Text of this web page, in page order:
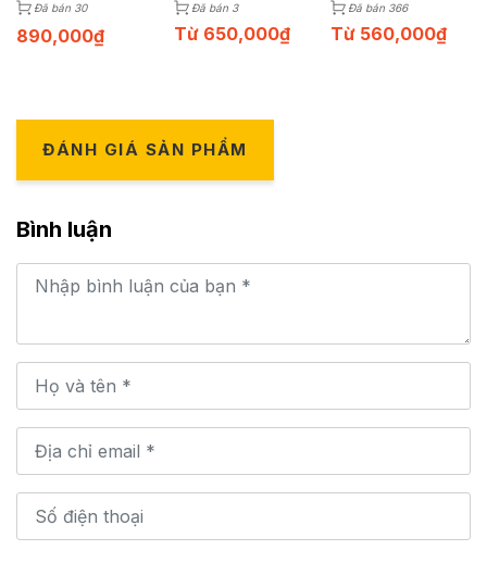
Đã bán 30
890,000₫
Đã bán 3
Từ 650,000₫
Đã bán 366
Từ 560,000₫
ĐÁNH GIÁ SẢN PHẨM
Bình luận